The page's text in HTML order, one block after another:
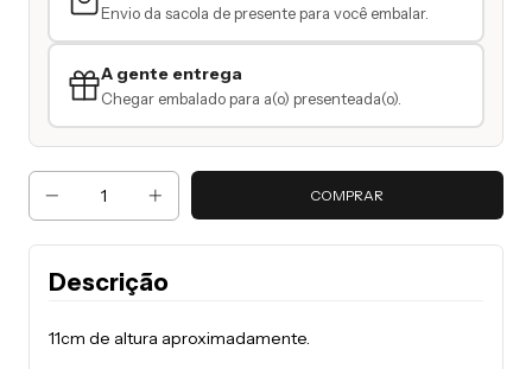
Envio da sacola de presente para você embalar.
A gente entrega
Chegar embalado para a(o) presenteada(o).
Descrição
11cm de altura aproximadamente.